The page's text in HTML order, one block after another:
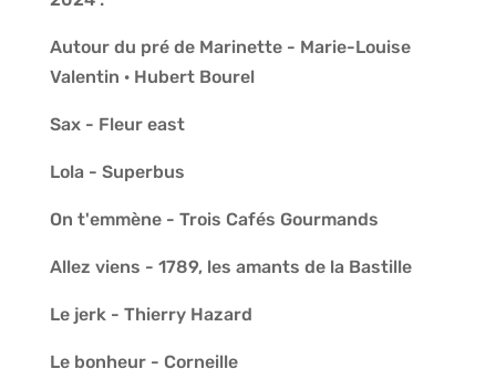
Autour du pré de Marinette - Marie-Louise
Valentin · Hubert Bourel
Sax - Fleur east
Lola - Superbus
On t'emmène - Trois Cafés Gourmands
Allez viens - 1789, les amants de la Bastille
Le jerk - Thierry Hazard
Le bonheur - Corneille